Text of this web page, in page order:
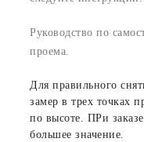
Руководство по
проема.
Для правильного
замер в трех точках
по высоте. ПРи
большее значение.